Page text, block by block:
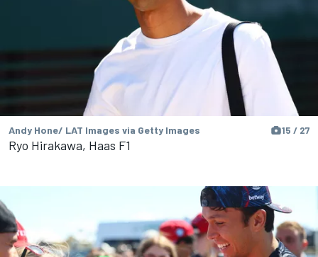
Andy Hone/ LAT Images via Getty Images 15 / 27
Ryo Hirakawa, Haas F1